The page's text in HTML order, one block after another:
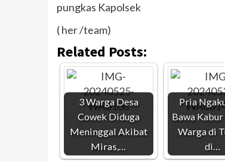
pungkas Kapolsek
( her /team)
Related Posts:
3 Warga Desa
Cowek Diduga
Meninggal Akibat
Miras,…
Pria
Bawa
Warga di
di…